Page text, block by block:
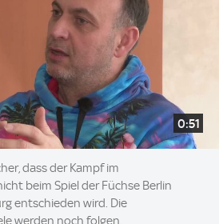
0:51
dass der Kampf im
beim Spiel der Füchse Berlin
entschieden wird. Die
werden noch folgen.